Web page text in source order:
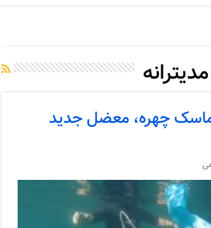
مدیترانه
چهره، معضل جدید